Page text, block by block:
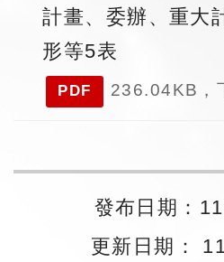
計畫、委辦、重大
形等5表
PDF 236.04KB，
發布日期：
更新日期：